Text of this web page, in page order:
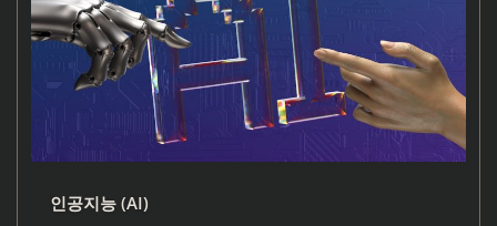
인공지능 (AI)